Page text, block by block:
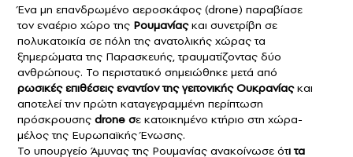
Ένα μη επανδρωμένο αεροσκάφος (drone) παραβίασε
τον εναέριο χώρο της Ρουμανίαςκαι συνετρίβη σε
πολυκατοικία σε πόλη της ανατολικής χώρας τα
ξημερώματα της Παρασκευής, τραυματίζοντας δύο
ανθρώπους. Το περιστατικό σημειώθηκε μετά από
ρωσικές επιθέσεις εναντίον της γειτονικής Ουκρανίαςκαι
αποτελεί την πρώτη καταγεγραμμένη περίπτωση
πρόσκρουσης drone σε κατοικημένο κτήριο στη χώρα-
μέλος της Ευρωπαϊκής Ένωσης.
Το υπουργείο Άμυνας της Ρουμανίας ανακοίνωσε ότι τα